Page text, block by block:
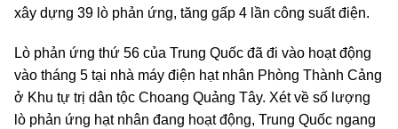
xây dựng 39 lò phản ứng, tăng gấp 4 lần công suất điện.
Lò phản ứng thứ 56 của Trung Quốc đã đi vào hoạt động
vào tháng 5 tại nhà máy điện hạt nhân Phòng Thành Cảng
ở Khu tự trị dân tộc Choang Quảng Tây. Xét về số lượng
lò phản ứng hạt nhân đang hoạt động, Trung Quốc ngang